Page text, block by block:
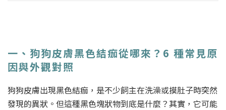
一、狗狗皮膚黑色結痂從哪來？6 種常見原
因與外觀對照
狗狗皮膚出現黑色結痂，是不少飼主在洗澡或摸肚子時突然
發現的異狀。但這種黑色塊狀物到底是什麼？其實，它可能